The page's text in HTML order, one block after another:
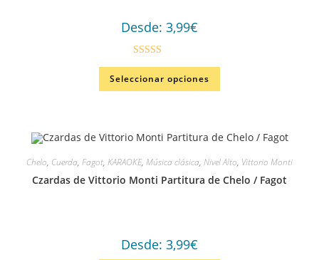
Desde: 3,99€
Valorado en
5.00de 5
Seleccionar opciones
Chelo, Cuerda, Fagot, KARAOKE, Música clásica, Nivel Alto, Vittorio Monti
Czardas de Vittorio Monti Partitura de Chelo / Fagot
Desde: 3,99€